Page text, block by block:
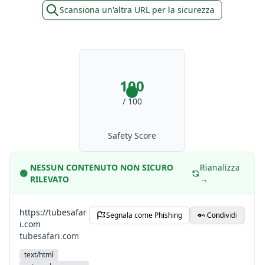
Scansiona un'altra URL per la sicurezza
100
/ 100
Safety Score
🟢
NESSUN CONTENUTO NON SICURO
RILEVATO
Rianalizza
→
https://tubesafar
i.com
tubesafari.com
text/html
Segnala come Phishing Condividi